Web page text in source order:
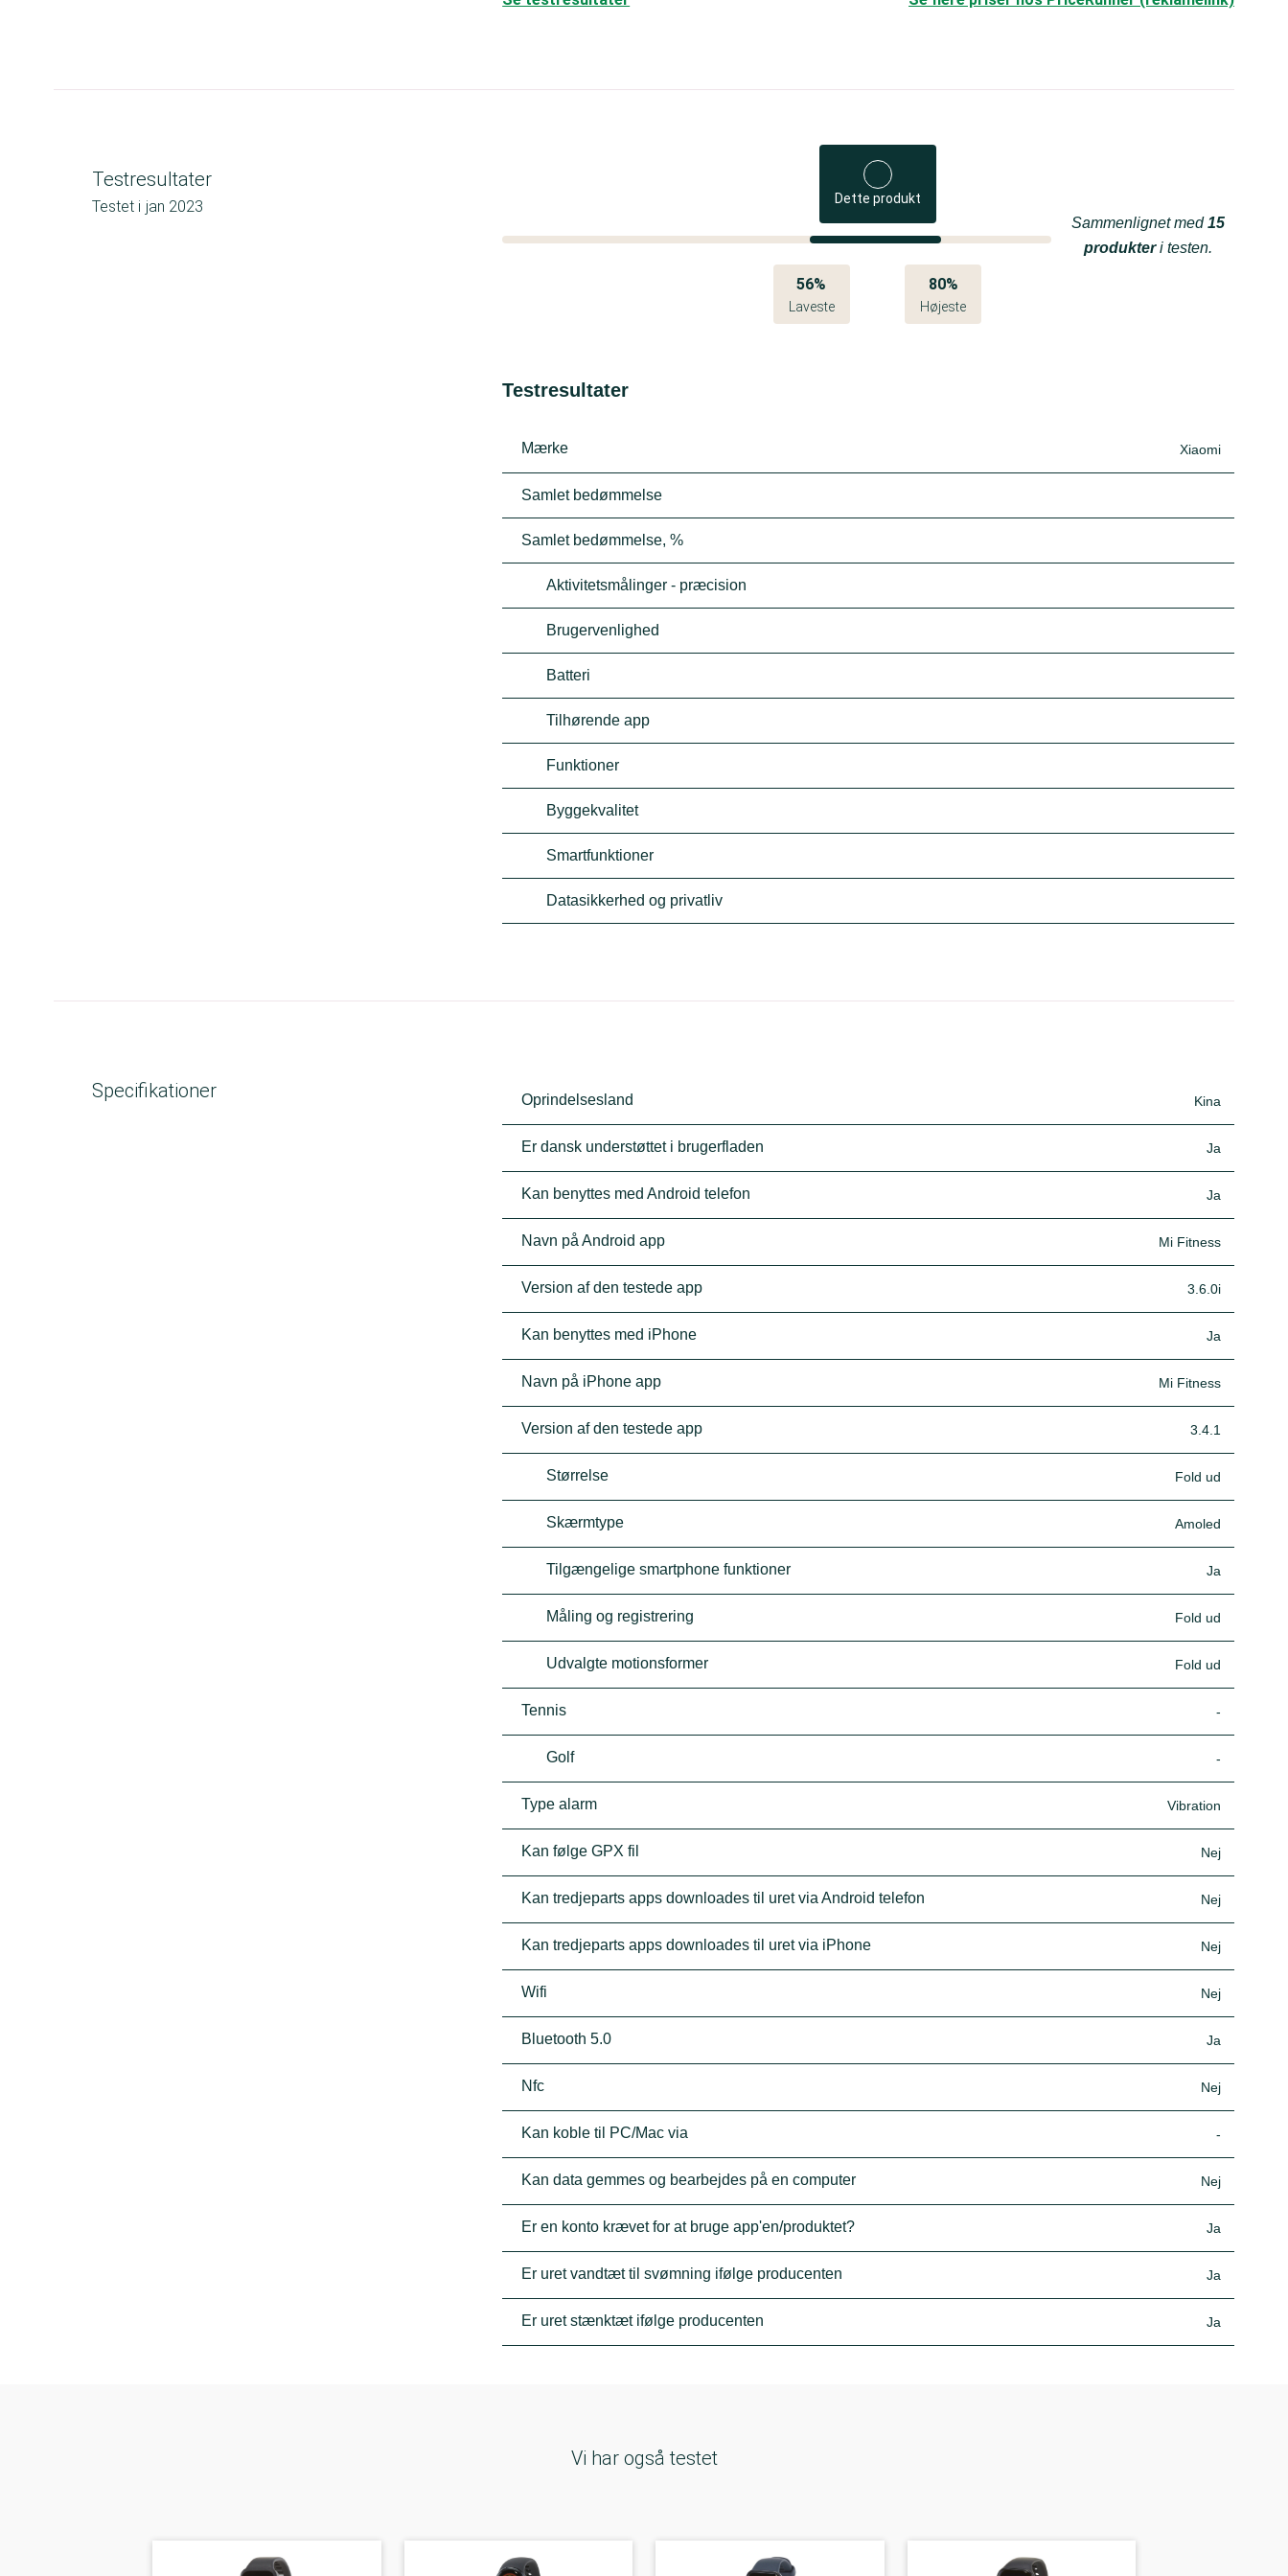
Testresultater
Testet i jan 2023 Dette produkt
56%
Laveste
80%
Højeste
Sammenlignet med15
produkteri testen.
Testresultater
Mærke Xiaomi
Samlet bedømmelse
Samlet bedømmelse, %
Aktivitetsmålinger - præcision
Brugervenlighed
Batteri
Tilhørende app
Funktioner
Byggekvalitet
Smartfunktioner
Datasikkerhed og privatliv
Specifikationer Oprindelsesland Kina
Er dansk understøttet i brugerfladen Ja
Kan benyttes med Android telefon Ja
Navn på Android app Mi Fitness
Version af den testede app 3.6.0i
Kan benyttes med iPhone Ja
Navn på iPhone app Mi Fitness
Version af den testede app 3.4.1
Størrelse Fold ud
Skærmtype Amoled
Tilgængelige smartphone funktioner Ja
Måling og registrering Fold ud
Udvalgte motionsformer Fold ud
Tennis -
Golf -
Type alarm Vibration
Kan følge GPX fil Nej
Kan tredjeparts apps downloades til uret via Android telefon Nej
Kan tredjeparts apps downloades til uret via iPhone Nej
Wifi Nej
Bluetooth 5.0 Ja
Nfc Nej
Kan koble til PC/Mac via -
Kan data gemmes og bearbejdes på en computer Nej
Er en konto krævet for at bruge app'en/produktet? Ja
Er uret vandtæt til svømning ifølge producenten Ja
Er uret stænktæt ifølge producenten Ja
Vi har også testet